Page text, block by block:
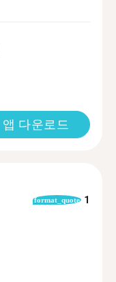
앱 다운로드
format_quote 1